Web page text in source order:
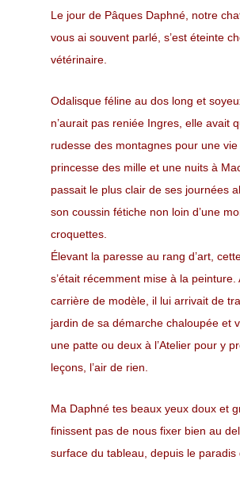
Le jour de Pâques Daphné, notre
vous ai souvent parlé, s’est éteinte
vétérinaire.
Odalisque féline au dos long et
n’aurait pas reniée Ingres, elle avait
rudesse des montagnes pour une vie
princesse des mille et une nuits à
passait le plus clair de ses journées
son coussin fétiche non loin d’une
croquettes.
Élevant la paresse au rang d’art,
s’était récemment mise à la peinture.
carrière de modèle, il lui arrivait de
jardin de sa démarche chaloupée et
une patte ou deux à l’Atelier pour y
leçons, l’air de rien.
Ma Daphné tes beaux yeux doux et
finissent pas de nous fixer bien au
surface du tableau, depuis le paradis